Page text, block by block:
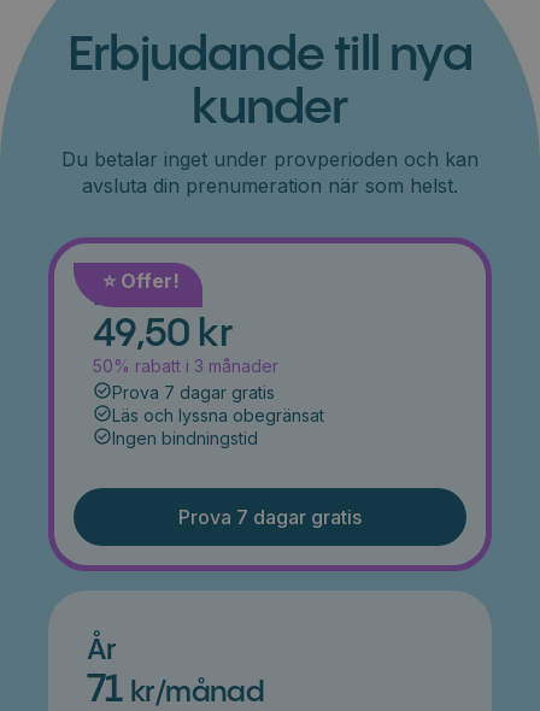
Erbjudande till nya
kunder
Du betalar inget under provperioden och kan
avsluta din prenumeration när som helst.
⭐️ Offer!
Månad
49,50 kr
50% rabatt i 3 månader
Prova 7 dagar gratis
Läs och lyssna obegränsat
Ingen bindningstid
Prova 7 dagar gratis
År
71 kr/månad